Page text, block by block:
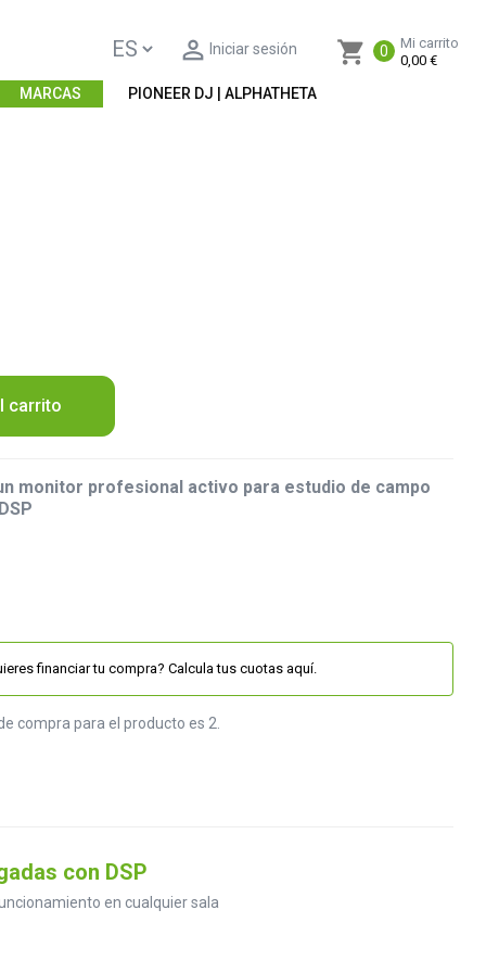
shopping_cart 0
Mi carrito
0,00 €
 Iniciar sesión
MARCAS PIONEER DJ | ALPHATHETA
carrito
monitor profesional activo para estudio de campo
financiar tu compra? Calcula tus cuotas aquí.
compra para el producto es 2.
con DSP
en cualquier sala